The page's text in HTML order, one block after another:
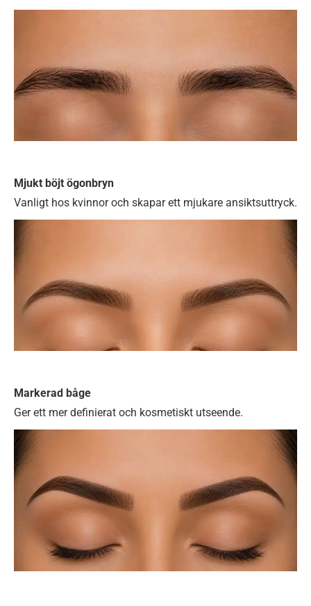
Mjukt böjt ögonbryn
Vanligt hos kvinnor och skapar ett mjukare ansiktsuttryck.
Markerad båge
Ger ett mer definierat och kosmetiskt utseende.